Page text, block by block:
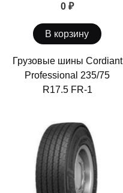
0 ₽
В корзину
Грузовые шины Cordiant
Professional 235/75
R17.5 FR-1